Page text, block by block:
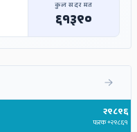
कुल सदर मत
६१३९०
२९८९६
फरक+२९८६१